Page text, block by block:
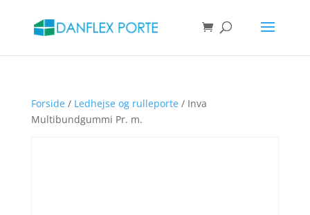
Forside/ Ledhejse og rulleporte/ Inva
Multibundgummi Pr. m.